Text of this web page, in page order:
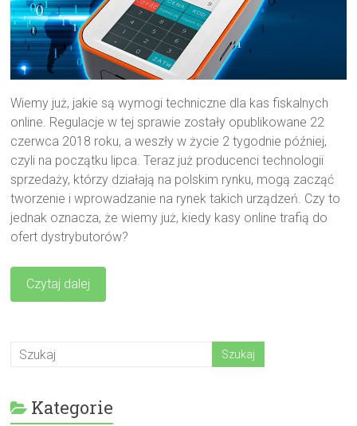
Wiemy już, jakie są wymogi techniczne dla kas fiskalnych
online. Regulacje w tej sprawie zostały opublikowane 22
czerwca 2018 roku, a weszły w życie 2 tygodnie później,
czyli na początku lipca. Teraz już producenci technologii
sprzedaży, którzy działają na polskim rynku, mogą zacząć
tworzenie i wprowadzanie na rynek takich urządzeń. Czy to
jednak oznacza, że wiemy już, kiedy kasy online trafią do
ofert dystrybutorów?
Czytaj dalej
Kategorie